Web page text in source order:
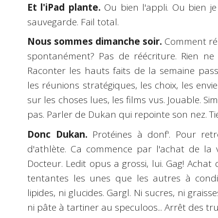
Et l'iPad plante. Ou bien l'appli. Ou bien
sauvegarde. Fail total.
Nous sommes dimanche soir. Comment
spontanément? Pas de réécriture. Rien
Raconter les hauts faits de la semaine
les réunions stratégiques, les choix, les
sur les choses lues, les films vus. Jouable.
pas. Parler de Dukan qui repointe son nez.
Donc Dukan. Protéines à donf'. Pour
d'athlète. Ca commence par l'achat de
Docteur. Ledit opus a grossi, lui. Gag!
tentantes les unes que les autres à
lipides, ni glucides. Gargl. Ni sucres, ni
ni pâte à tartiner au speculoos... Arrêt des